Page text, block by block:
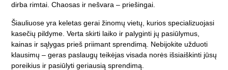
dirba rimtai. Chaosas ir nešvara – priešingai.
Šiauliuose yra keletas gerai žinomų vietų, kurios specializuojasi
kasečių pildyme. Verta skirti laiko ir palyginti jų pasiūlymus,
kainas ir sąlygas prieš priimant sprendimą. Nebijokite užduoti
klausimų – geras paslaugų teikėjas visada norės išsiaiškinti jūsų
poreikius ir pasiūlyti geriausią sprendimą.